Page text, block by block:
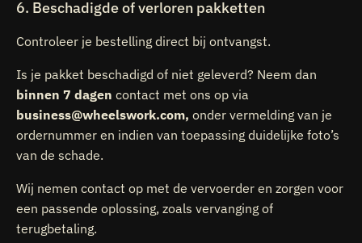
6. Beschadigde of verloren pakketten
Controleer je bestelling direct bij ontvangst.
Is je pakket beschadigd of niet geleverd? Neem dan
binnen 7 dagen contact met ons op via
business@wheelswork.com, onder vermelding van je
ordernummer en indien van toepassing duidelijke foto’s
van de schade.
Wij nemen contact op met de vervoerder en zorgen voor
een passende oplossing, zoals vervanging of
terugbetaling.